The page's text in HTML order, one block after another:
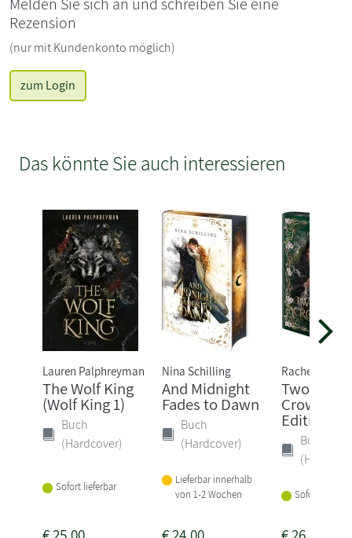
Rezension
(nur mit Kundenkonto möglich)
zum Login
Das könnte Sie auch interessieren
Lauren Palphreyman
The Wolf King
(Wolf King 1)
Buch
(Hardcover)
Sofort lieferbar
Nina Schilling
And Midnight
Fades to Dawn
Buch
(Hardcover)
Lieferbar innerhalb
von 1-2 Wochen
Rachel Gillig
Two
Crowns:
Edition
Buch
Sofort